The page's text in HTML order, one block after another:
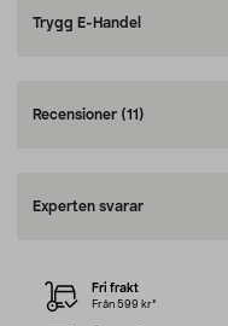
Trygg E-Handel
Recensioner (11)
Experten svarar
Fri frakt
Från 599 kr*